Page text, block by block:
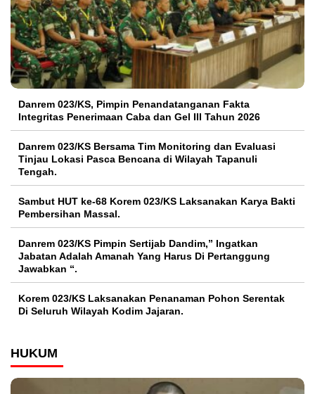
Danrem 023/KS, Pimpin Penandatanganan Fakta
Integritas Penerimaan Caba dan Gel III Tahun 2026
Danrem 023/KS Bersama Tim Monitoring dan Evaluasi
Tinjau Lokasi Pasca Bencana di Wilayah Tapanuli
Tengah.
Sambut HUT ke-68 Korem 023/KS Laksanakan Karya Bakti
Pembersihan Massal.
Danrem 023/KS Pimpin Sertijab Dandim,” Ingatkan
Jabatan Adalah Amanah Yang Harus Di Pertanggung
Jawabkan “.
Korem 023/KS Laksanakan Penanaman Pohon Serentak
Di Seluruh Wilayah Kodim Jajaran.
HUKUM